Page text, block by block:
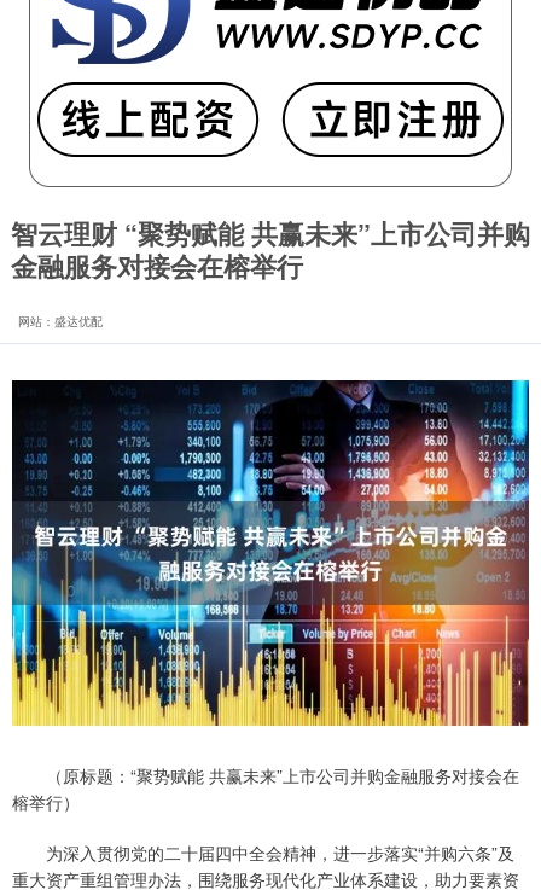
智云理财 “聚势赋能 共赢未来”上市公司并购
金融服务对接会在榕举行
网站：盛达优配
（原标题：“聚势赋能 共赢未来”上市公司并购金融服务对接会在
榕举行）
为深入贯彻党的二十届四中全会精神，进一步落实“并购六条”及
重大资产重组管理办法，围绕服务现代化产业体系建设，助力要素资